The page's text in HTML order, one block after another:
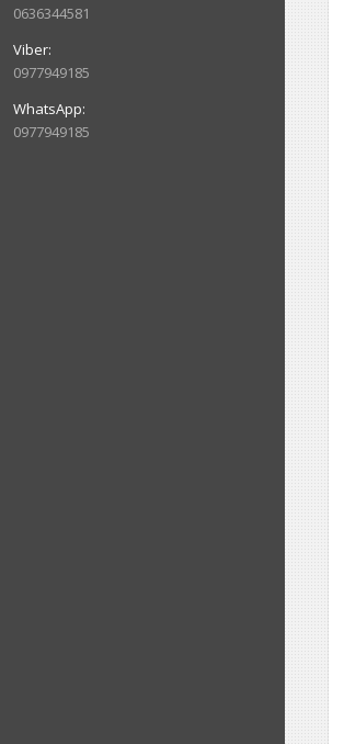
0636344581
0977949185
0977949185